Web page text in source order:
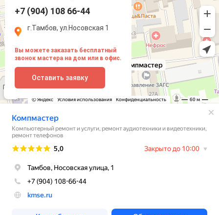
+7 (904) 108 66-44
г.Тамбов, ул.Носовская 1
Вы можете заказать бесплатный
звонок мастера на дом или в офис.
Оставить заявку